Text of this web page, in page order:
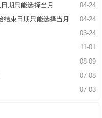
04-24
期只能选择当月
04-24
束日期只能选择当月
03-24
11-01
08-09
07-08
07-03